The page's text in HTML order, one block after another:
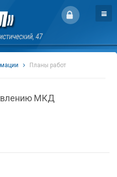
Планы работ
МКД